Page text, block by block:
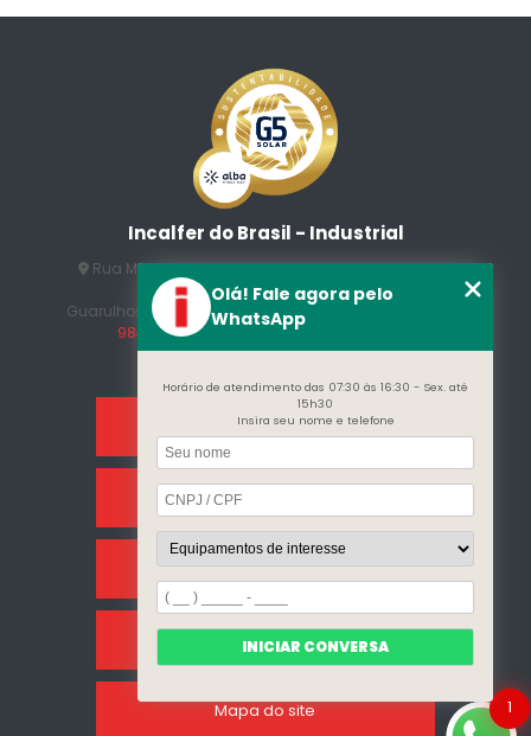
Incalfer do Brasil - Industrial
Rua Manuel Jesus Fernandes , 172 - Jardim Santo
Afonso
Guarulhos - SP - CEP: 07215-230
(11) 3296-7700
98409-5498
contato@incalfer.com.br
Home
Sobre Nós
Categorias
Clientes
Mapa do site 1
Olá! Fale agora pelo
WhatsApp
Horário de atendimento das 07:30 às 16:30 - Sex. até
15h30
Insira seu nome e telefone
INICIAR CONVERSA